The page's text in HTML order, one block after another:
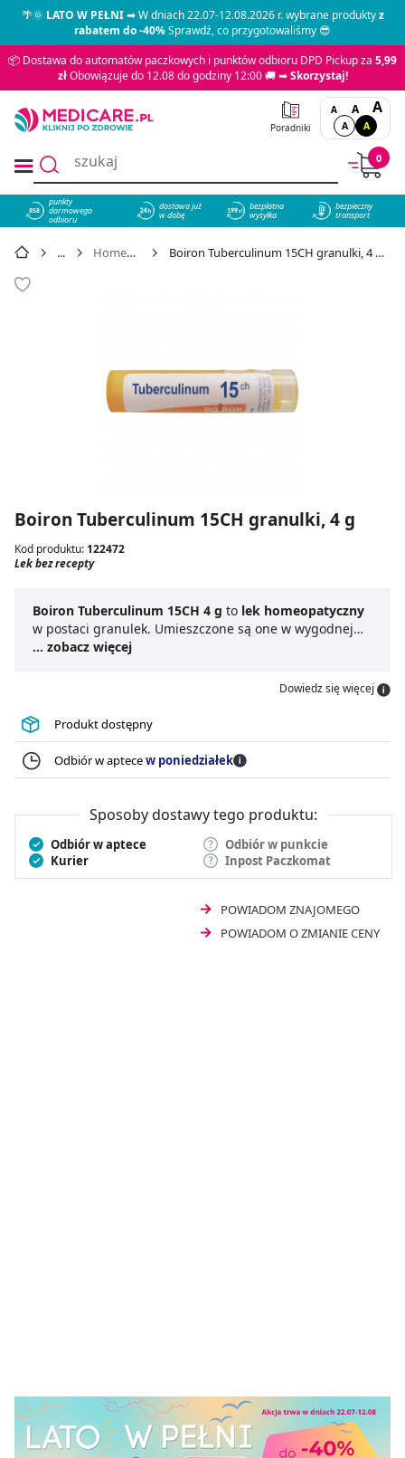
🌴🌞LATO W PEŁNI➡ W dniach 22.07-12.08.2026 r. wybrane produktyz
rabatem do -40%Sprawdź, co przygotowaliśmy 😎
📦 Dostawa do automatów paczkowych i punktów odbioru DPD Pickup za 5,99
złObowiązuje do 12.08 do godziny 12:00 🚚 ➡Skorzystaj!
Poradniki
A A A
A A
0
858
punkty
darmowego
odbioru
dostawa już
w dobę
bezpłatna
wysyłka
bezpieczny
transport
Homeopatia Boiron Tuberculinum 15CH granulki, 4 g - cena 15,99 zł
Boiron Tuberculinum 15CH granulki, 4 g
Kod produktu: 122472
Lek bez recepty
Boiron Tuberculinum 15CH 4 g to lek homeopatyczny
w postaci granulek. Umieszczone są one w wygodnej
tubce, ułatwiającej ich stosowanie i przechowywanie.
do stosowania doustnego, a o sposobie dawkowania
decyduje lekarz. Homeopatyczny produkt leczniczy
Boiron Tuberculinum 15CH 4 g
szerokimi wskazaniami. Szczegółowe informacje
przekazywane są przez lekarza lub farmaceutę. Lek
dostępny jest bez recepty.
... zobacz więcej
Dowiedz się więcej
Produkt dostępny
Odbiór w aptecew poniedziałek
Sposoby dostawy tego produktu:
Odbiór w aptece
Odbiór w punkcie
Kurier
Inpost Paczkomat
POWIADOM ZNAJOMEGO
POWIADOM O ZMIANIE CENY